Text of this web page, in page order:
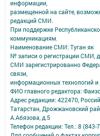
информации,
размещенной на сайте,
редакций СМИ.
При поддержке
коммуникациям.
Наименование СМИ: Туган як
№ записи о регистрации СМИ,
СМИ зарегистрированно
связи,
информационных технологий
ФИО главного редактора:
Адрес редакции: 422470,
Татарстан, Дрожжановский
А.Абязова, д.5
Телефон редакции: Тел.: 8 (843-